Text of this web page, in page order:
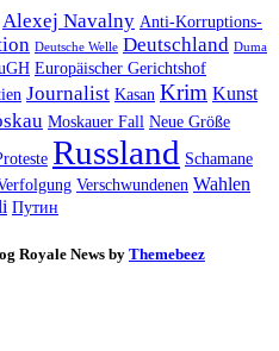
Alexej Navalny Anti-Korruptions-
Deutsche Welle Deutschland Duma
Europäischer Gerichtshof
Journalist Kasan Krim Kunst
Moskauer Fall Neue Größe
Russland Schamane
Verschwundenen Wahlen
Путин
Royale News by Themebeez